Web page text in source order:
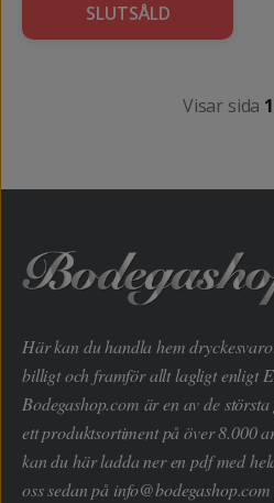
SLUTSÅLD
Visar sida 1
Här kan du handla hem
billigt och framför allt lagligt enligt
Bodegashop.com är en av de
ett produktsortiment på över 8.000
kan du här ladda ner en pdf med
oss sedan på info@bodegashop.com